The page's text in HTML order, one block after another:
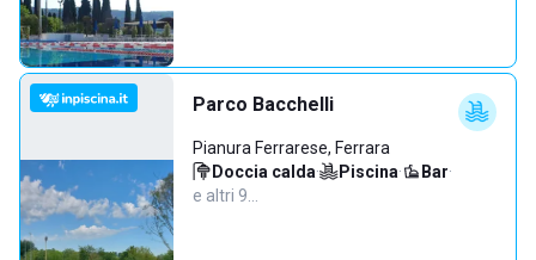
Parco Bacchelli
Pianura Ferrarese, Ferrara
Doccia calda· Piscina· Bar·
e altri 9…